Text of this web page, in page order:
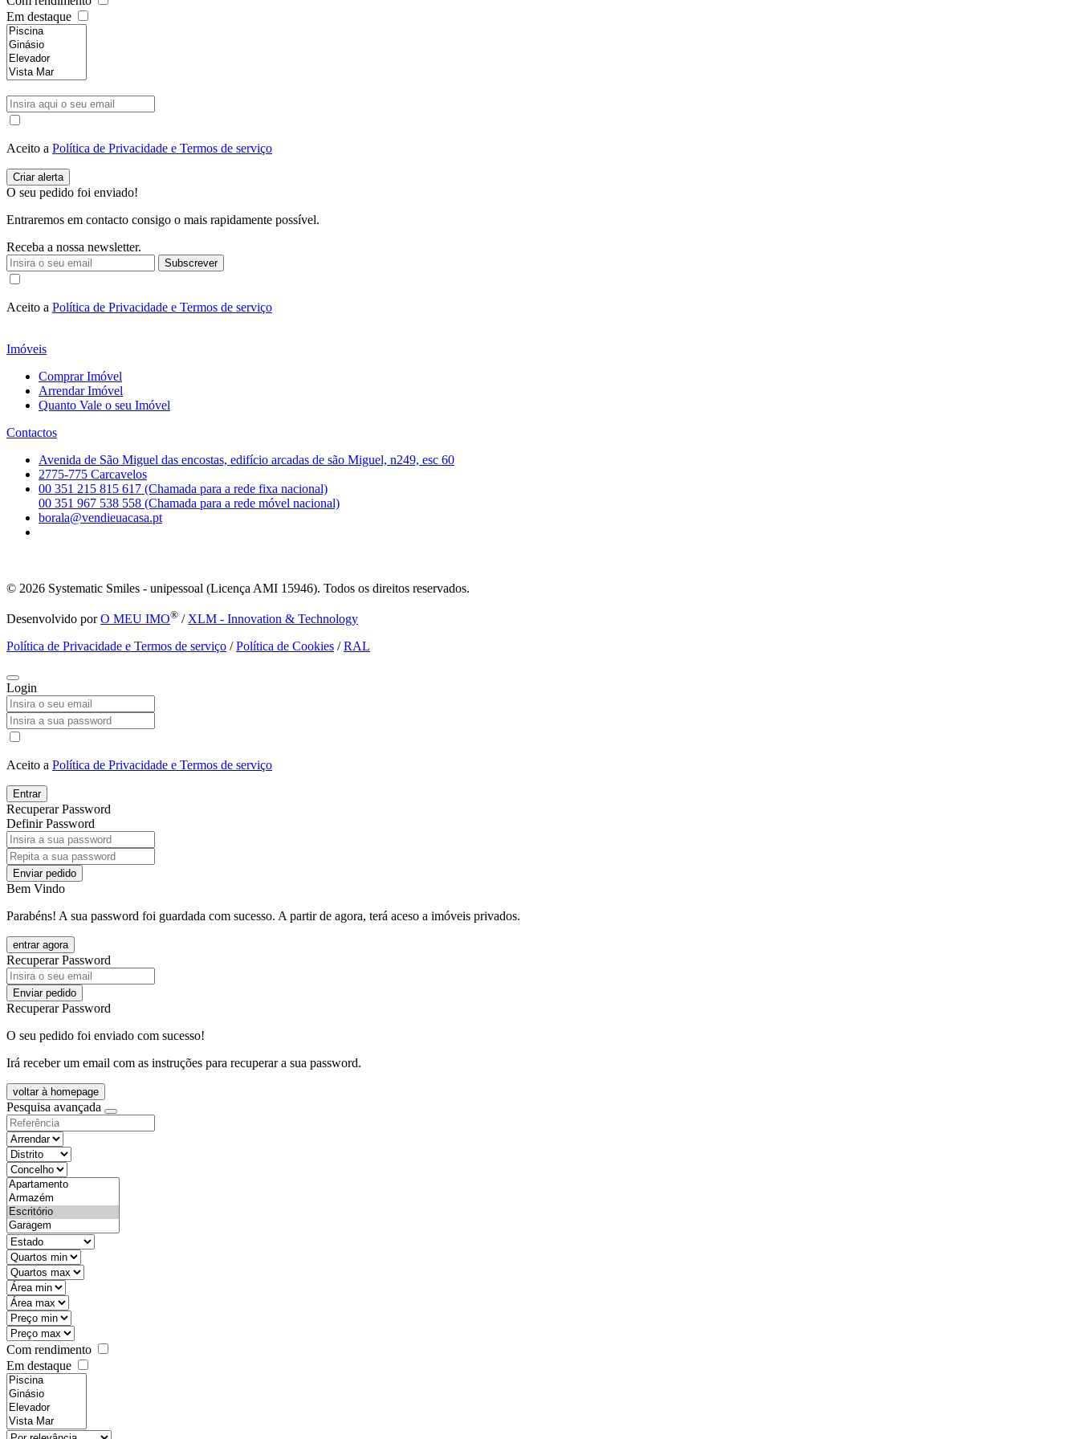
Em destaque
Aceito a Política de Privacidade e Termos de serviço
O seu pedido foi enviado!
Entraremos em contacto consigo o mais rapidamente possível.
Receba a nossa newsletter.
Subscrever
Aceito a Política de Privacidade e Termos de serviço
Imóveis
Comprar Imóvel
Arrendar Imóvel
Quanto Vale o seu Imóvel
Contactos
Avenida de São Miguel das encostas, edifício arcadas de são Miguel, n249, esc 60
2775-775 Carcavelos
00 351 215 815 617 (Chamada para a rede fixa nacional)
00 351 967 538 558 (Chamada para a rede móvel nacional)
borala@vendieuacasa.pt
© 2026 Systematic Smiles - unipessoal (Licença AMI 15946). Todos os direitos reservados.
Desenvolvido porO MEU IMO® / XLM - Innovation & Technology
Política de Privacidade e Termos de serviço /Política de Cookies /RAL
Login
Aceito a Política de Privacidade e Termos de serviço
Entrar
Recuperar Password
Definir Password
Enviar pedido
Bem Vindo
Parabéns! A sua password foi guardada com sucesso. A partir de agora, terá aceso a imóveis privados.
entrar agora
Recuperar Password
Enviar pedido
Recuperar Password
O seu pedido foi enviado com sucesso!
Irá receber um email com as instruções para recuperar a sua password.
voltar à homepage
Pesquisa avançada
objective
districtId
countyId
types
state
mintypo
maxtypo
minarea
maxarea
minprice
maxprice
Com rendimento
Em destaque
features